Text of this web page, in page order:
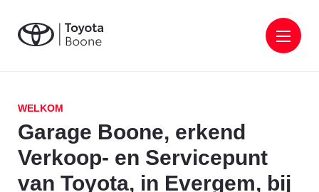
WELKOM
Garage Boone, erkend
Verkoop- en Servicepunt
van Toyota, in Evergem, bij